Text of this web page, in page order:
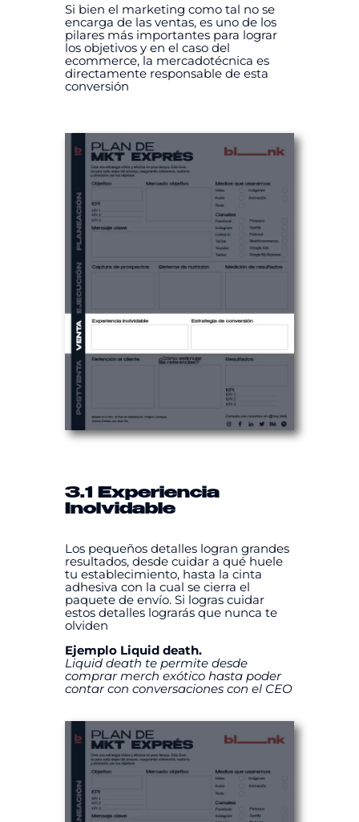
Si bien el marketing como tal no se
encarga de las ventas, es uno de los
pilares más importantes para lograr
los objetivos y en el caso del
ecommerce, la mercadotécnica es
directamente responsable de esta
conversión
3.1 Experiencia
Inolvidable
Los pequeños detalles logran grandes
resultados, desde cuidar a qué huele
tu establecimiento, hasta la cinta
adhesiva con la cual se cierra el
paquete de envío. Si logras cuidar
estos detalles lograrás que nunca te
olviden
Ejemplo Liquid death.
Liquid death te permite desde
comprar merch exótico hasta poder
contar con conversaciones con el CEO